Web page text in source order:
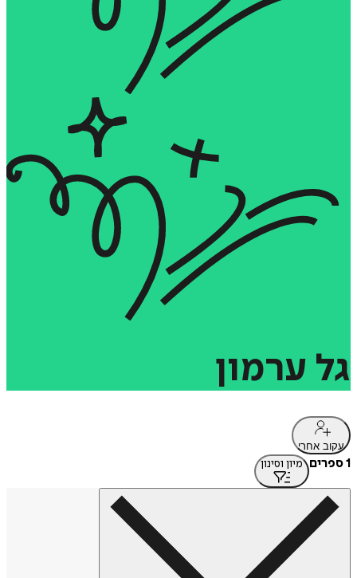
גל ערמון
עקוב אחרי
1 ספרים מיון וסינון